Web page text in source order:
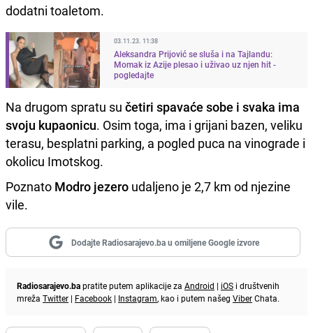
dodatni toaletom.
03.11.23. 11:38
Aleksandra Prijović se sluša i na Tajlandu:
Momak iz Azije plesao i uživao uz njen hit -
pogledajte
Na drugom spratu su četiri spavaće sobe i svaka ima
svoju kupaonicu. Osim toga, ima i grijani bazen, veliku
terasu, besplatni parking, a pogled puca na vinograde i
okolicu Imotskog.
Poznato Modro jezero udaljeno je 2,7 km od njezine
vile.
Dodajte Radiosarajevo.ba u omiljene Google izvore
Radiosarajevo.bapratite putem aplikacije za Android | iOS i društvenih
mreža Twitter | Facebook | Instagram, kao i putem našeg ViberChata.